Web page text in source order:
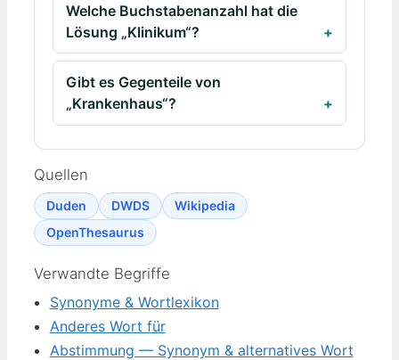
Welche Buchstabenanzahl hat die
Lösung „Klinikum“?
Gibt es Gegenteile von
„Krankenhaus“?
Quellen
Duden DWDS
Wikipedia
OpenThesaurus
Verwandte Begriffe
Synonyme & Wortlexikon
Anderes Wort für
Abstimmung — Synonym & alternatives Wort